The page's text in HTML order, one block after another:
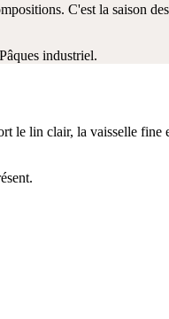
C'est la saison
industriel.
le lin clair, la vaisselle fine